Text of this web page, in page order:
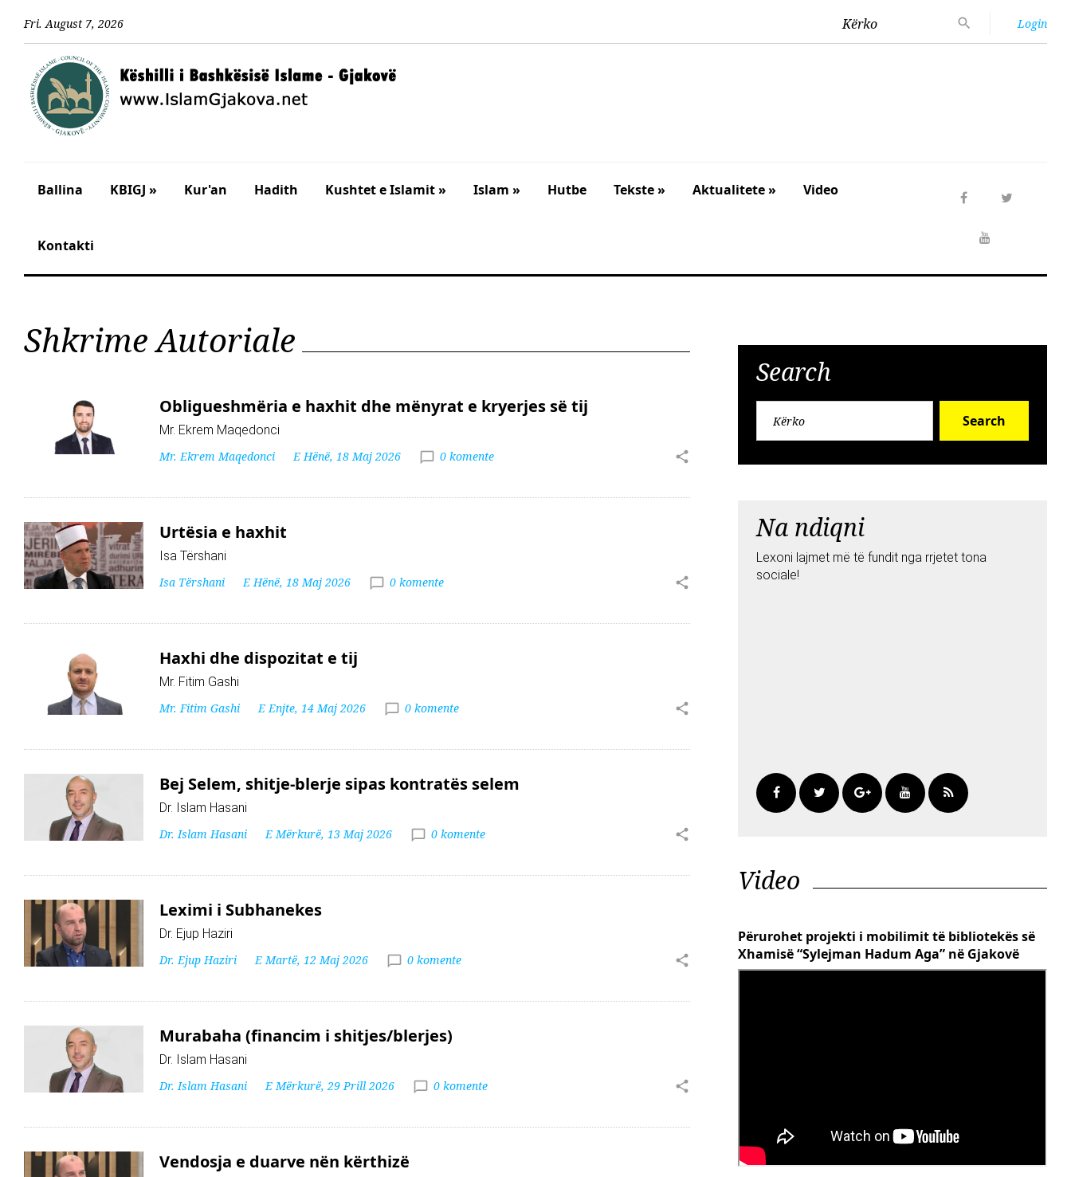
Fri. August 7, 2026 Kërko Login
Ballina KBIGJ » Kur'an Hadith Kushtet e Islamit » Islam » Hutbe Tekste » Aktualitete » Video
Kontakti
Shkrime Autoriale
Obligueshmëria e haxhit dhe mënyrat e kryerjes së tij
Mr. Ekrem Maqedonci
Mr. Ekrem Maqedonci
E Hënë, 18 Maj 2026 0 komente
Urtësia e haxhit
Isa Tërshani
Isa Tërshani
E Hënë, 18 Maj 2026 0 komente
Haxhi dhe dispozitat e tij
Mr. Fitim Gashi
Mr. Fitim Gashi
E Enjte, 14 Maj 2026 0 komente
Bej Selem, shitje-blerje sipas kontratës selem
Dr. Islam Hasani
Dr. Islam Hasani
E Mërkurë, 13 Maj 2026 0 komente
Leximi i Subhanekes
Dr. Ejup Haziri
Dr. Ejup Haziri
E Martë, 12 Maj 2026 0 komente
Murabaha (financim i shitjes/blerjes)
Dr. Islam Hasani
Dr. Islam Hasani
E Mërkurë, 29 Prill 2026 0 komente
Vendosja e duarve nën kërthizë
Search
Search
Video
Përurohet projekti i mobilimit të bibliotekës së
Xhamisë “Sylejman Hadum Aga” në Gjakovë
Na ndiqni
Lexoni lajmet më të fundit nga rrjetet tona
sociale!